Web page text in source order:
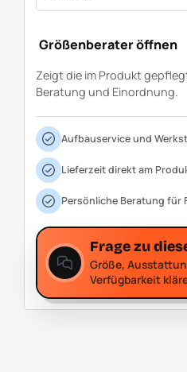
Größenberater öffnen
Zeigt die im Produkt
Beratung und Einordnung.
Aufbauservice und
Lieferzeit direkt am
Persönliche Beratung für
Frage zu
Größe,
Verfügbarkeit